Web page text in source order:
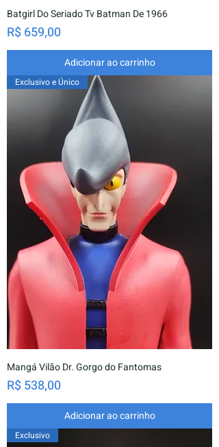
Batgirl Do Seriado Tv Batman De 1966
Preço
R$ 659,00
Adicionar ao carrinho
Exclusivo e Único
Mangá Vilão Dr. Gorgo do Fantomas
Preço
R$ 538,00
Adicionar ao carrinho
Exclusivo